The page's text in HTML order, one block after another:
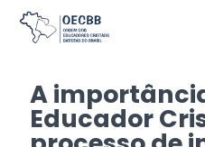
A
Educador